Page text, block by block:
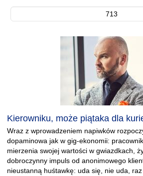
713
Kierowniku, może piątaka dla
Wraz z wprowadzeniem napiwków
dopaminowa jak w gig-ekonomii:
mierzenia swojej wartości w gwiazdkach,
dobroczynny impuls od anonimowego
nieustanną huśtawkę: uda się, nie uda,